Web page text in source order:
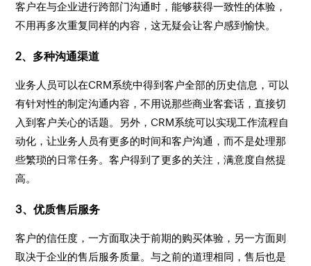
客户在与企业进行跨部门沟通时，能够获得一致性的体验，
不用再多次重复同样的内容，这无疑会让客户感到愉快。
2、多种沟通渠道
业务人员可以在CRM系统中得到客户全部的历史信息，可以
有针对性的制定沟通内容，不用说那些商业客套话，直接切
入到客户关心的话题。另外，CRM系统可以实现工作流程自
动化，让业务人员有更多的时间和客户沟通，而不是处理那
些繁琐的日常任务。客户得到了更多的关注，满意度自然提
高。
3、优质售后服务
客户的信任度，一方面取决于前期的购买体验，另一方面则
取决于企业的售后服务质量。与之前的道理相同，售后也是